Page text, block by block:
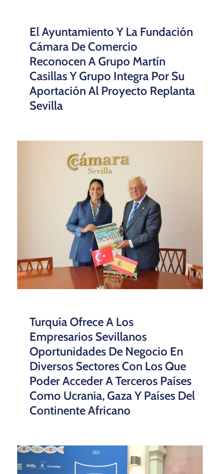
El Ayuntamiento Y La Fundación
Cámara De Comercio
Reconocen A Grupo Martín
Casillas Y Grupo Integra Por Su
Aportación Al Proyecto Replanta
Sevilla
Turquía Ofrece A Los
Empresarios Sevillanos
Oportunidades De Negocio En
Diversos Sectores Con Los Que
Poder Acceder A Terceros Países
Como Ucrania, Gaza Y Países Del
Continente Africano